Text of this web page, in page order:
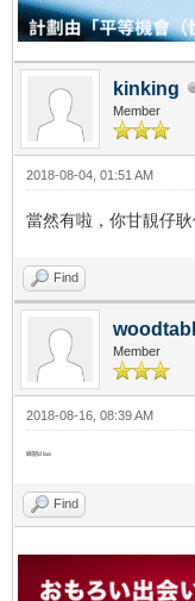
kinking
Member
2018-08-04, 01:51 AM
當然有啦，你甘靚仔
Find
Member
2018-08-16, 08:39 AM
睇開d laa
Find